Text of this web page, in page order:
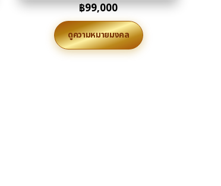
฿99,000
ดูความหมายมงคล